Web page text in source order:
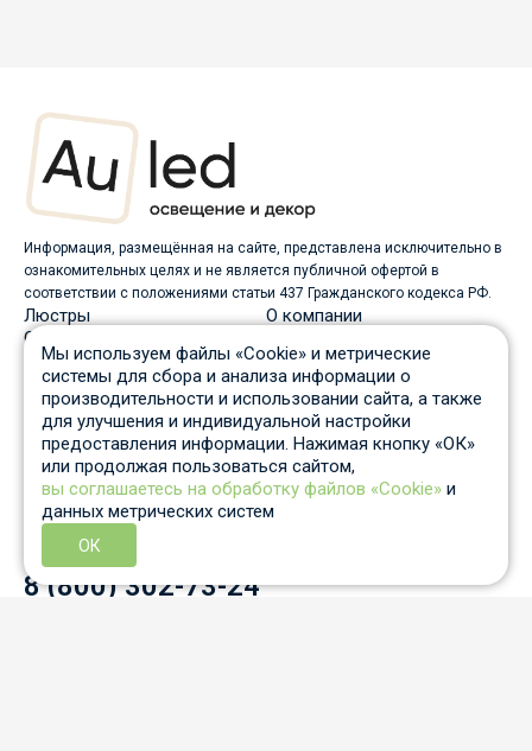
Информация, размещённая на сайте, представлена исключительно в
ознакомительных целях и не является публичной офертой в
соответствии с положениями статьи 437 Гражданского кодекса РФ.
Люстры
О компании
Светильники
Бра
Оплата
Торшеры
Скидки
Споты
Вопрос-ответ
Настольные лампы
Гарантия и возврат
Уличные светильники
Статьи
Трековые системы
Отзывы
Пн-Пт: c 10 до 19 по Москве
Отдел продаж
8 931 210-53-05
Контактный телефон
8 (800) 302-73-24
Мы используем файлы «Cookie» и метрические
системы для сбора и анализа информации о
производительности и использовании сайта, а также
для улучшения и индивидуальной настройки
предоставления информации. Нажимая кнопку «ОК»
или продолжая пользоваться сайтом,
вы соглашаетесь на обработку файлов «Cookie» и
данных метрических систем
ОК